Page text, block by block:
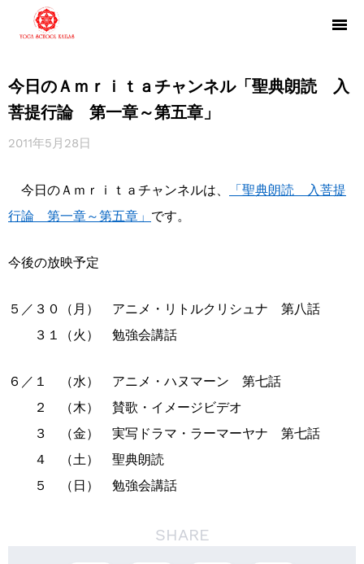
今日のＡｍｒｉｔａチャンネル「聖典朗読 入
菩提行論 第一章～第五章」
2011年5月28日
今日のＡｍｒｉｔａチャンネルは、
「聖典朗読 入菩提
行論 第一章～第五章」 です。
今後の放映予定
５／３０（月） アニメ・リトルクリシュナ 第八話
３１（火） 勉強会講話
６／１ （水） アニメ・ハヌマーン 第七話
２ （木） 賛歌・イメージビデオ
３ （金） 実写ドラマ・ラーマーヤナ 第七話
４ （土） 聖典朗読
５ （日） 勉強会講話
SHARE